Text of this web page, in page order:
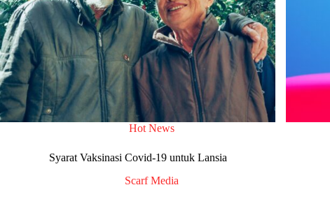
Hot News
Syarat Vaksinasi Covid-19 untuk Lansia
Scarf Media